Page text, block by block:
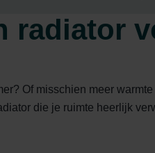
radiator
Of misschien meer
die je ruimte heerlijk